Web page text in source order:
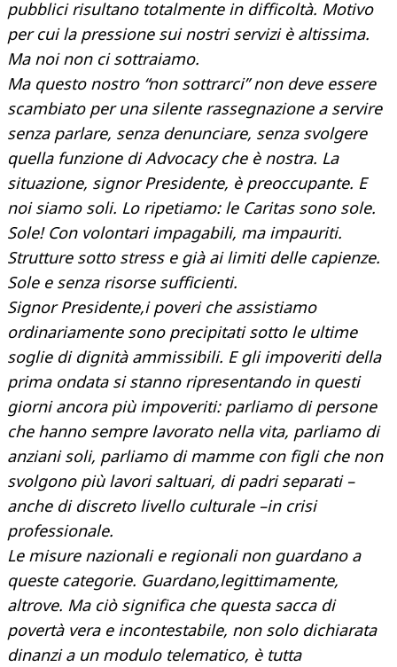
pubblici risultano totalmente in difficoltà. Motivo
per cui la pressione sui nostri servizi è altissima.
Ma noi non ci sottraiamo.
Ma questo nostro “non sottrarci” non deve essere
scambiato per una silente rassegnazione a servire
senza parlare, senza denunciare, senza svolgere
quella funzione di Advocacy che è nostra. La
situazione, signor Presidente, è preoccupante. E
noi siamo soli. Lo ripetiamo: le Caritas sono sole.
Sole! Con volontari impagabili, ma impauriti.
Strutture sotto stress e già ai limiti delle capienze.
Sole e senza risorse sufficienti.
Signor Presidente,i poveri che assistiamo
ordinariamente sono precipitati sotto le ultime
soglie di dignità ammissibili. E gli impoveriti della
prima ondata si stanno ripresentando in questi
giorni ancora più impoveriti: parliamo di persone
che hanno sempre lavorato nella vita, parliamo di
anziani soli, parliamo di mamme con figli che non
svolgono più lavori saltuari, di padri separati –
anche di discreto livello culturale –in crisi
professionale.
Le misure nazionali e regionali non guardano a
queste categorie. Guardano,legittimamente,
altrove. Ma ciò significa che questa sacca di
povertà vera e incontestabile, non solo dichiarata
dinanzi a un modulo telematico, è tutta